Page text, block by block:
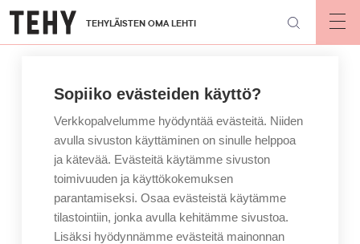
Hyppää
pääsisältöön
TEHYLÄISTEN OMA LEHTI
Sopiiko evästeiden käyttö?
Verkkopalvelumme hyödyntää evästeitä. Niiden
avulla sivuston käyttäminen on sinulle helppoa
ja kätevää. Evästeitä käytämme sivuston
toimivuuden ja käyttökokemuksen
parantamiseksi. Osaa evästeistä käytämme
tilastointiin, jonka avulla kehitämme sivustoa.
Lisäksi hyödynnämme evästeitä mainonnan